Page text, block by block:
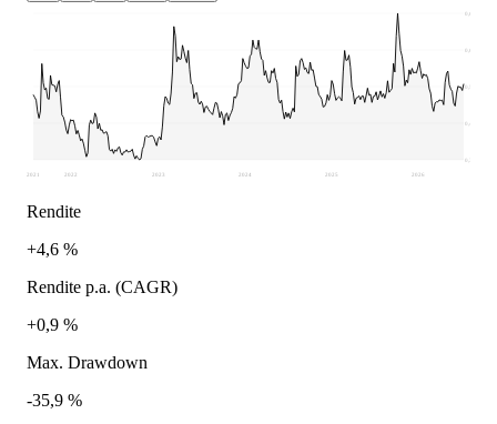
0,37
0,44
0,52
0,6
0,68
2021 2022 2023 2024 2025 2026
Rendite
+4,6 %
Rendite p.a. (CAGR)
+0,9 %
Max. Drawdown
-35,9 %